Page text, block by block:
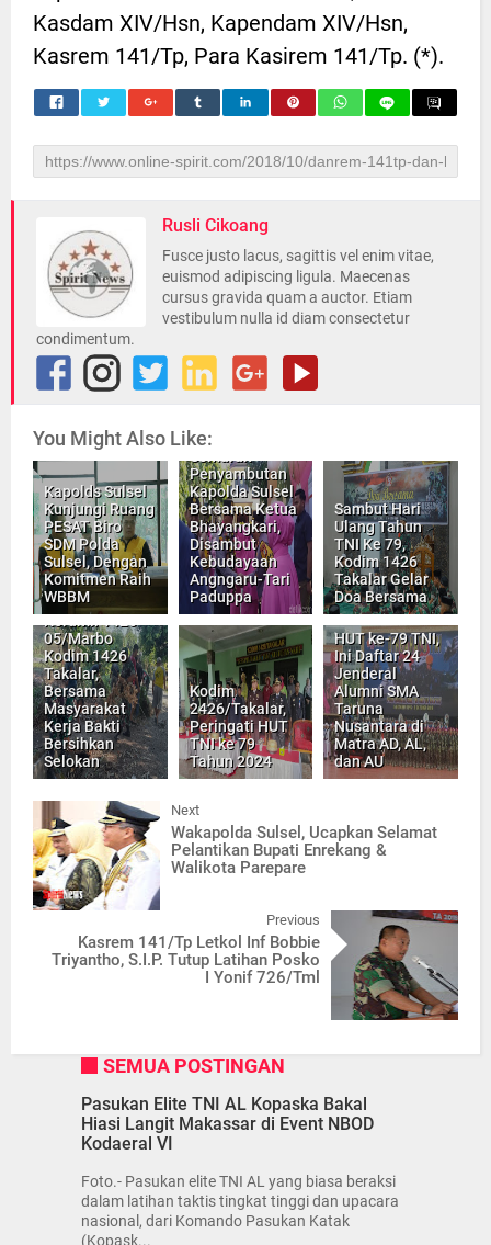
Kasdam XIV/Hsn, Kapendam XIV/Hsn,
Kasrem 141/Tp, Para Kasirem 141/Tp. (*).
Rusli Cikoang
Fusce justo lacus, sagittis vel enim vitae,
euismod adipiscing ligula. Maecenas
cursus gravida quam a auctor. Etiam
vestibulum nulla id diam consectetur
condimentum.
You Might Also Like:
Kapolds Sulsel
Kunjungi Ruang
PESAT Biro
SDM Polda
Sulsel, Dengan
Komitmen Raih
WBBM
Penyambutan
Kapolda Sulsel
Bersama Ketua
Bhayangkari,
Disambut
Kebudayaan
Angngaru-Tari
Paduppa
Sambut Hari
Ulang Tahun
TNI Ke 79,
Kodim 1426
Takalar Gelar
Doa Bersama
Personel
05/Marbo
Kodim 1426
Takalar,
Bersama
Masyarakat
Kerja Bakti
Bersihkan
Selokan
Kodim
2426/Takalar,
Peringati HUT
TNI ke 79
Tahun 2024
HUT ke-79 TNI,
Ini Daftar 24
Jenderal
Alumni SMA
Taruna
Nusantara di
Matra AD, AL,
dan AU
Next
Wakapolda Sulsel, Ucapkan Selamat
Pelantikan Bupati Enrekang &
Walikota Parepare
Previous
Kasrem 141/Tp Letkol Inf Bobbie
Triyantho, S.I.P. Tutup Latihan Posko
I Yonif 726/Tml
SEMUA POSTINGAN
Pasukan Elite TNI AL Kopaska Bakal
Hiasi Langit Makassar di Event NBOD
Kodaeral VI
Foto.- Pasukan elite TNI AL yang biasa beraksi
dalam latihan taktis tingkat tinggi dan upacara
nasional, dari Komando Pasukan Katak
(Kopask...